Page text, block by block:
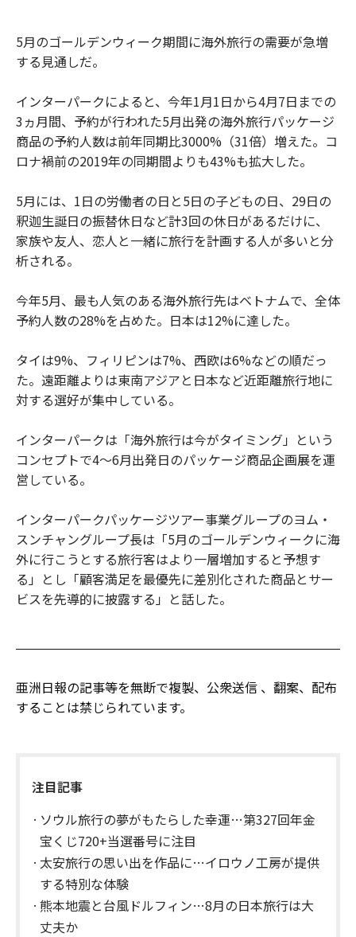
5月のゴールデンウィーク期間に海外旅行の需要が急増
する見通しだ。
インターパークによると、今年1月1日から4月7日までの
3ヵ月間、予約が行われた5月出発の海外旅行パッケージ
商品の予約人数は前年同期比3000%（31倍）増えた。コ
ロナ禍前の2019年の同期間よりも43%も拡大した。
5月には、1日の労働者の日と5日の子どもの日、29日の
釈迦生誕日の振替休日など計3回の休日があるだけに、
家族や友人、恋人と一緒に旅行を計画する人が多いと分
析される。
今年5月、最も人気のある海外旅行先はベトナムで、全体
予約人数の28%を占めた。日本は12%に達した。
タイは9%、フィリピンは7%、西欧は6%などの順だっ
た。遠距離よりは東南アジアと日本など近距離旅行地に
対する選好が集中している。
インターパークは「海外旅行は今がタイミング」という
コンセプトで4～6月出発日のパッケージ商品企画展を運
営している。
インターパークパッケージツアー事業グループのヨム・
スンチャングループ長は「5月のゴールデンウィークに海
外に行こうとする旅行客はより一層増加すると予想す
る」とし「顧客満足を最優先に差別化された商品とサー
ビスを先導的に披露する」と話した。
亜洲日報の記事等を無断で複製、公衆送信 、翻案、配布
することは禁じられています。
注目記事
ソウル旅行の夢がもたらした幸運…第327回年金
宝くじ720+当選番号に注目
太安旅行の思い出を作品に…イロウノ工房が提供
する特別な体験
熊本地震と台風ドルフィン…8月の日本旅行は大
丈夫か